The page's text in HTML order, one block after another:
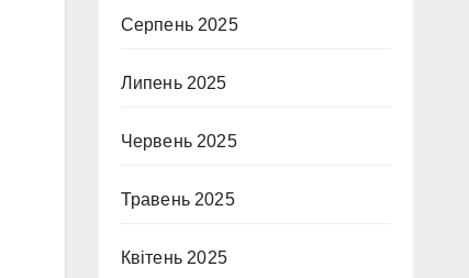
Серпень 2025
Липень 2025
Червень 2025
Травень 2025
Квітень 2025